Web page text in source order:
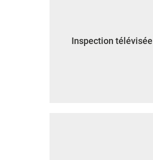
Inspection télévisée